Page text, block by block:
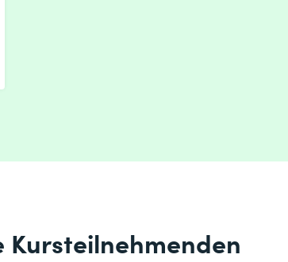
Kursteilnehmenden